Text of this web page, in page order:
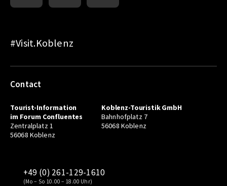
#Visit.Koblenz
Contact
Tourist-Information
im Forum Confluentes
Zentralplatz 1
56068 Koblenz
Koblenz-Touristik GmbH
Bahnhofplatz 7
56068 Koblenz
+49 (0) 261-129-1610
(Mo – So 10.00 – 18.00 Uhr)